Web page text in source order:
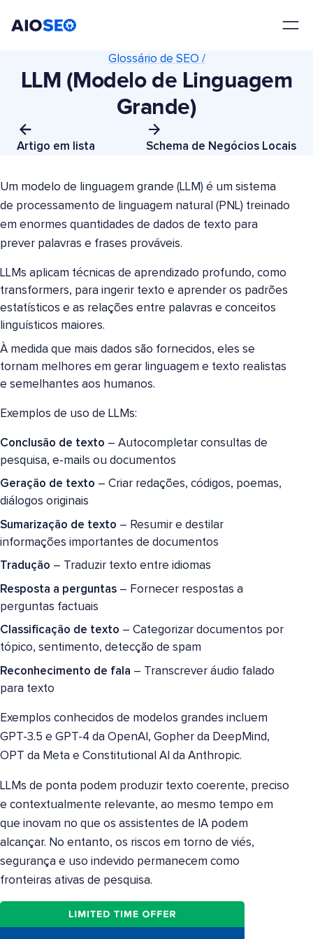
Artigo em lista
Glossário de SEO /
LLM (Modelo de Linguagem
Grande)
Schema de Negócios Locais
Um modelo de linguagem grande (LLM) é um sistema
de processamento de linguagem natural (PNL) treinado
em enormes quantidades de dados de texto para
prever palavras e frases prováveis.
LLMs aplicam técnicas de aprendizado profundo, como
transformers, para ingerir texto e aprender os padrões
estatísticos e as relações entre palavras e conceitos
linguísticos maiores.
À medida que mais dados são fornecidos, eles se
tornam melhores em gerar linguagem e texto realistas
e semelhantes aos humanos.
Exemplos de uso de LLMs:
Conclusão de texto – Autocompletar consultas de
pesquisa, e-mails ou documentos
Geração de texto – Criar redações, códigos, poemas,
diálogos originais
Sumarização de texto – Resumir e destilar
informações importantes de documentos
Tradução – Traduzir texto entre idiomas
Resposta a perguntas – Fornecer respostas a
perguntas factuais
Classificação de texto – Categorizar documentos por
tópico, sentimento, detecção de spam
Reconhecimento de fala – Transcrever áudio falado
para texto
Exemplos conhecidos de modelos grandes incluem
GPT-3.5 e GPT-4 da OpenAI, Gopher da DeepMind,
OPT da Meta e Constitutional AI da Anthropic.
LLMs de ponta podem produzir texto coerente, preciso
e contextualmente relevante, ao mesmo tempo em
que inovam no que os assistentes de IA podem
alcançar. No entanto, os riscos em torno de viés,
segurança e uso indevido permanecem como
fronteiras ativas de pesquisa.